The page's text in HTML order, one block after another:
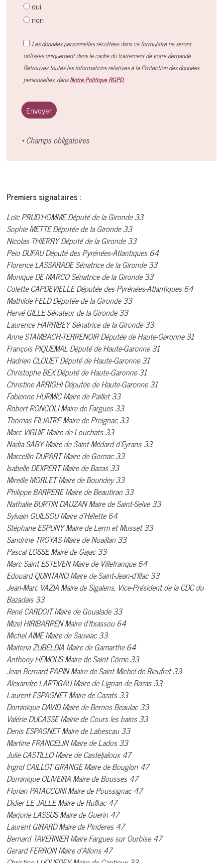
oui
non
Les données personnelles récoltées dans ce formulaire ne seront
utilisées uniquement dans le cadre du traitement de votre demande.
Retrouvez toutes les informations relatives à la Protection des données
personnelles, dansNotre Politique RGPD.
* Champs obligatoires
Premiers signataires :
Loïc PRUD’HOMME Député de la Gironde 33
Sophie METTE Députée de la Gironde 33
Nicolas THIERRY Député de la Gironde 33
Peio DUFAU Député des Pyrénées-Atlantiques 64
Florence LASSARADE Sénatrice de la Gironde 33
Monique DE MARCO Sénatrice de la Gironde 33
Colette CAPDEVIELLE Députée des Pyrénées-Atlantiques 64
Mathilde FELD Députée de la Gironde 33
Hervé GILLE Sénateur de la Gironde 33
Laurence HARRIBEY Sénatrice de la Gironde 33
Anne STAMBACH-TERRENOIR Députée de Haute-Garonne 31
François PIQUEMAL Député de Haute-Garonne 31
Hadrien CLOUET Député de Haute-Garonne 31
Christophe BEX Député de Haute-Garonne 31
Christine ARRIGHI Députée de Haute-Garonne 31
Fabienne HURMIC Maire de Paillet 33
Robert RONCOLI Maire de Fargues 33
Thomas FILIATRE Maire de Preignac 33
Marc VIGUIE Maire de Louchats 33
Nadia SABY Maire de Saint-Médard-d’Eyrans 33
Marcellin DUPART Maire de Gornac 33
Isabelle DEXPERT Maire de Bazas 33
Mireille MORLET Maire de Bouridey 33
Philippe BARRERE Maire de Beautiran 33
Nathalie BURTIN DAUZAN Maire de Saint-Selve 33
Sylvain GUILSOU Maire d’Hélette 64
Stéphane ESPUNY Maire de Lerm et Musset 33
Sandrine TROYAS Maire de Noaillan 33
Pascal LOSSE Maire de Gajac 33
Marc Saint ESTEVEN Maire de Villefranque 64
Edouard QUINTANO Maire de Saint-Jean-d’Illac 33
Jean-Marc VAZIA Maire de Sigalens, Vice-Président de la CDC du
Bazadais 33
René CARDOIT Maire de Goualade 33
Mizel HIRIBARREN Maire d’Itxassou 64
Michel AIME Maire de Sauviac 33
Maitena ZUBELDIA Maire de Gamarthe 64
Anthony HEMOUS Maire de Saint Côme 33
Jean-Bernard PAPIN Maire de Saint Michel de Rieufret 33
Alexandre LARTIGAU Maire de Lignan-de-Bazas 33
Laurent ESPAGNET Maire de Cazats 33
Dominique DAVID Maire de Bernos Beaulac 33
Valérie DUCASSE Mairie de Cours les bains 33
Denis ESPAGNET Maire de Labescau 33
Martine FRANCELIN Maire de Lados 33
Julie CASTILLO Maire de Casteljaloux 47
Ingrid CAILLOT GRANGE Maire de Bouglon 47
Dominique OLIVEIRA Maire de Bousses 47
Florian PATACCONI Maire de Poussignac 47
Didier LE JALLE Maire de Ruffiac 47
Marjorie LASSUS Maire de Guerin 47
Laurent GIRARD Maire de Pinderes 47
Bernard TAVERNIER Maire Fargues sur Ourbise 47
Gerard FERRON Maire d’Allons 47